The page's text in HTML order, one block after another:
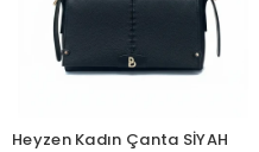
Heyzen Kadın Çanta SİYAH